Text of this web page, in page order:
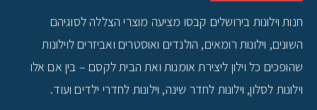
חנות וילונות בירושלים קבסו מציעה מוצרי הצללה לסוגיהם
השונים, וילונות רומאים, הולנדים ואוסטרים ואביזרים לוילונות
שהופכים כל וילון ליצירת אומנות ואת הבית לקסם – בין אם אלו
וילונות לסלון, וילונות לחדר שינה, וילונות לחדרי ילדים ועוד.